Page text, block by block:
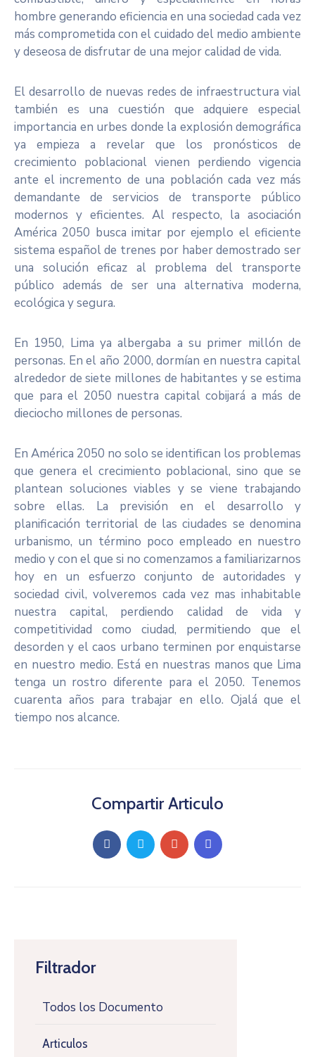
Filtrador
Todos los Documento
Articulos
hombre generando eficiencia en una sociedad cada vez
más comprometida con el cuidado del medio ambiente
y deseosa de disfrutar de una mejor calidad de vida.
El desarrollo de nuevas redes de infraestructura vial
también es una cuestión que adquiere especial
importancia en urbes donde la explosión demográfica
ya empieza a revelar que los pronósticos de
crecimiento poblacional vienen perdiendo vigencia
ante el incremento de una población cada vez más
demandante de servicios de transporte público
modernos y eficientes. Al respecto, la asociación
América 2050 busca imitar por ejemplo el eficiente
sistema español de trenes por haber demostrado ser
una solución eficaz al problema del transporte
público además de ser una alternativa moderna,
ecológica y segura.
En 1950, Lima ya albergaba a su primer millón de
personas. En el año 2000, dormían en nuestra capital
alrededor de siete millones de habitantes y se estima
que para el 2050 nuestra capital cobijará a más de
dieciocho millones de personas.
En América 2050 no solo se identifican los problemas
que genera el crecimiento poblacional, sino que se
plantean soluciones viables y se viene trabajando
sobre ellas. La previsión en el desarrollo y
planificación territorial de las ciudades se denomina
urbanismo, un término poco empleado en nuestro
medio y con el que si no comenzamos a familiarizarnos
hoy en un esfuerzo conjunto de autoridades y
sociedad civil, volveremos cada vez mas inhabitable
nuestra capital, perdiendo calidad de vida y
competitividad como ciudad, permitiendo que el
desorden y el caos urbano terminen por enquistarse
en nuestro medio. Está en nuestras manos que Lima
tenga un rostro diferente para el 2050. Tenemos
cuarenta años para trabajar en ello. Ojalá que el
tiempo nos alcance.
Compartir Articulo